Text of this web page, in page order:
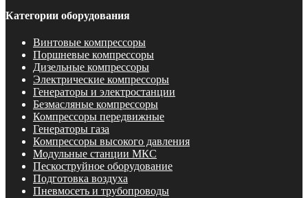
Категории оборудования
Винтовые компрессоры
Поршневые компрессоры
Дизельные компрессоры
Электрические компрессоры
Генераторы и электростанции
Безмасляные компрессоры
Компрессоры передвижные
Генераторы газа
Компрессоры высокого давления
Модульные станции МКС
Пескоструйное оборудование
Подготовка воздуха
Пневмосеть и трубопроводы